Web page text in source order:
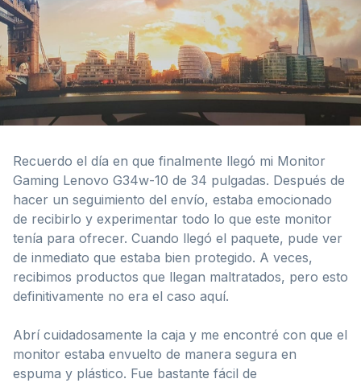
Recuerdo el día en que finalmente llegó mi Monitor
Gaming Lenovo G34w-10 de 34 pulgadas. Después de
hacer un seguimiento del envío, estaba emocionado
de recibirlo y experimentar todo lo que este monitor
tenía para ofrecer. Cuando llegó el paquete, pude ver
de inmediato que estaba bien protegido. A veces,
recibimos productos que llegan maltratados, pero esto
definitivamente no era el caso aquí.
Abrí cuidadosamente la caja y me encontré con que el
monitor estaba envuelto de manera segura en
espuma y plástico. Fue bastante fácil de